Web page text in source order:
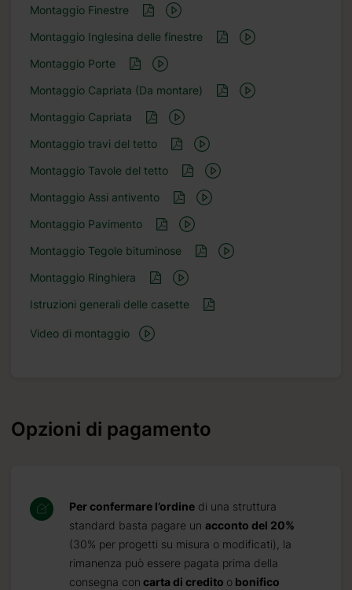
Montaggio Finestre
Montaggio Inglesina delle finestre
Montaggio Porte
Montaggio Capriata (Da montare)
Montaggio Capriata
Montaggio travi del tetto
Montaggio Tavole del tetto
Montaggio Assi antivento
Montaggio Pavimento
Montaggio Tegole bituminose
Montaggio Ringhiera
Istruzioni generali delle casette
Video di montaggio
Opzioni di pagamento
Per confermare l’ordine di una struttura
standard basta pagare un acconto del 20%
(30% per progetti su misura o modificati), la
rimanenza può essere pagata prima della
consegna con carta di credito o bonifico